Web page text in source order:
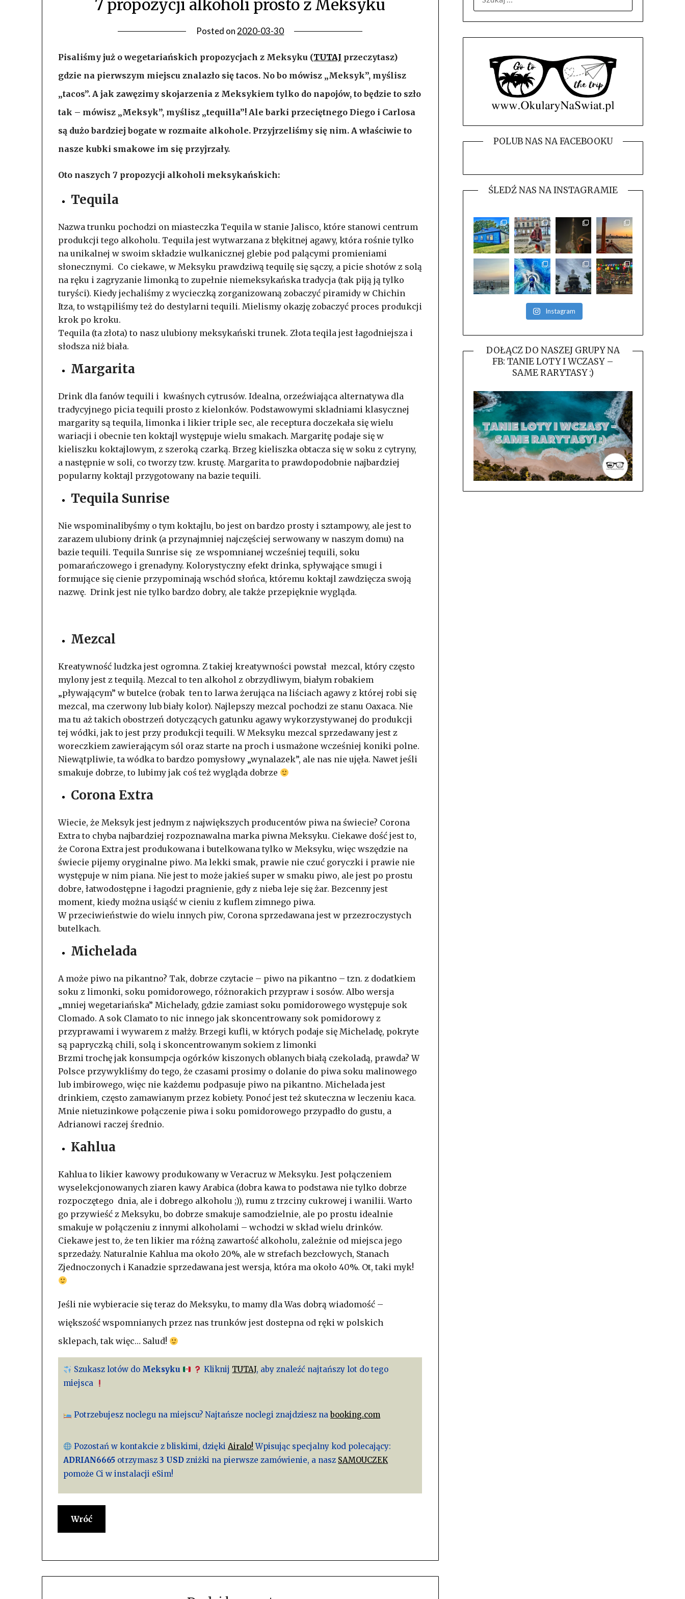
7 propozycji alkoholi prosto z Meksyku
Posted on 2020-03-30
Pisaliśmy już o wegetariańskich propozycjach z Meksyku (TUTAJ przeczytasz)
gdzie na pierwszym miejscu znalazło się tacos. No bo mówisz „Meksyk”, myślisz
„tacos”. A jak zawęzimy skojarzenia z Meksykiem tylko do napojów, to będzie to szło
tak – mówisz „Meksyk”, myślisz „tequilla”! Ale barki przeciętnego Diego i Carlosa
są dużo bardziej bogate w rozmaite alkohole. Przyjrzeliśmy się nim. A właściwie to
nasze kubki smakowe im się przyjrzały.
Oto naszych 7 propozycji alkoholi meksykańskich:
Tequila
Nazwa trunku pochodzi on miasteczka Tequila w stanie Jalisco, które stanowi centrum
produkcji tego alkoholu. Tequila jest wytwarzana z błękitnej agawy, która rośnie tylko
na unikalnej w swoim składzie wulkanicznej glebie pod palącymi promieniami
słonecznymi. Co ciekawe, w Meksyku prawdziwą tequilę się sączy, a picie shotów z solą
na ręku i zagryzanie limonką to zupełnie niemeksykańska tradycja (tak piją ją tylko
turyści). Kiedy jechaliśmy z wycieczką zorganizowaną zobaczyć piramidy w Chichin
Itza, to wstąpiliśmy też do destylarni tequili. Mielismy okazję zobaczyć proces produkcji
krok po kroku.
Tequila (ta złota) to nasz ulubiony meksykański trunek. Złota teqila jest łagodniejsza i
słodsza niż biała.
Margarita
Drink dla fanów tequili i kwaśnych cytrusów. Idealna, orzeźwiająca alternatywa dla
tradycyjnego picia tequili prosto z kielonków. Podstawowymi skladniami klasycznej
margarity są tequila, limonka i likier triple sec, ale receptura doczekała się wielu
wariacji i obecnie ten koktajl występuje wielu smakach. Margaritę podaje się w
kieliszku koktajlowym, z szeroką czarką. Brzeg kieliszka obtacza się w soku z cytryny,
a następnie w soli, co tworzy tzw. krustę. Margarita to prawdopodobnie najbardziej
popularny koktajl przygotowany na bazie tequili.
Tequila Sunrise
Nie wspominalibyśmy o tym koktajlu, bo jest on bardzo prosty i sztampowy, ale jest to
zarazem ulubiony drink (a przynajmniej najczęściej serwowany w naszym domu) na
bazie tequili. Tequila Sunrise się ze wspomnianej wcześniej tequili, soku
pomarańczowego i grenadyny. Kolorystyczny efekt drinka, spływające smugi i
formujące się cienie przypominają wschód słońca, któremu koktajl zawdzięcza swoją
nazwę. Drink jest nie tylko bardzo dobry, ale także przepięknie wygląda.
Mezcal
Kreatywność ludzka jest ogromna. Z takiej kreatywności powstał mezcal, który często
mylony jest z tequilą. Mezcal to ten alkohol z obrzydliwym, białym robakiem
„pływającym” w butelce (robak ten to larwa żerująca na liściach agawy z której robi się
mezcal, ma czerwony lub biały kolor). Najlepszy mezcal pochodzi ze stanu Oaxaca. Nie
ma tu aż takich obostrzeń dotyczących gatunku agawy wykorzystywanej do produkcji
tej wódki, jak to jest przy produkcji tequili. W Meksyku mezcal sprzedawany jest z
woreczkiem zawierającym sól oraz starte na proch i usmażone wcześniej koniki polne.
Niewątpliwie, ta wódka to bardzo pomysłowy „wynalazek”, ale nas nie ujęła. Nawet jeśli
smakuje dobrze, to lubimy jak coś też wygląda dobrze
Corona Extra
Wiecie, że Meksyk jest jednym z największych producentów piwa na świecie? Corona
Extra to chyba najbardziej rozpoznawalna marka piwna Meksyku. Ciekawe dość jest to,
że Corona Extra jest produkowana i butelkowana tylko w Meksyku, więc wszędzie na
świecie pijemy oryginalne piwo. Ma lekki smak, prawie nie czuć goryczki i prawie nie
występuje w nim piana. Nie jest to może jakieś super w smaku piwo, ale jest po prostu
dobre, łatwodostępne i łagodzi pragnienie, gdy z nieba leje się żar. Bezcenny jest
moment, kiedy można usiąść w cieniu z kuflem zimnego piwa.
W przeciwieństwie do wielu innych piw, Corona sprzedawana jest w przezroczystych
butelkach.
Michelada
A może piwo na pikantno? Tak, dobrze czytacie – piwo na pikantno – tzn. z dodatkiem
soku z limonki, soku pomidorowego, różnorakich przypraw i sosów. Albo wersja
„mniej wegetariańska” Michelady, gdzie zamiast soku pomidorowego występuje sok
Clomado. A sok Clamato to nic innego jak skoncentrowany sok pomidorowy z
przyprawami i wywarem z małży. Brzegi kufli, w których podaje się Micheladę, pokryte
są papryczką chili, solą i skoncentrowanym sokiem z limonki
Brzmi trochę jak konsumpcja ogórków kiszonych oblanych białą czekoladą, prawda? W
Polsce przywykliśmy do tego, że czasami prosimy o dolanie do piwa soku malinowego
lub imbirowego, więc nie każdemu podpasuje piwo na pikantno. Michelada jest
drinkiem, często zamawianym przez kobiety. Ponoć jest też skuteczna w leczeniu kaca.
Mnie nietuzinkowe połączenie piwa i soku pomidorowego przypadło do gustu, a
Adrianowi raczej średnio.
Kahlua
Kahlua to likier kawowy produkowany w Veracruz w Meksyku. Jest połączeniem
wyselekcjonowanych ziaren kawy Arabica (dobra kawa to podstawa nie tylko dobrze
rozpoczętego dnia, ale i dobrego alkoholu ;)), rumu z trzciny cukrowej i wanilii. Warto
go przywieść z Meksyku, bo dobrze smakuje samodzielnie, ale po prostu idealnie
smakuje w połączeniu z innymi alkoholami – wchodzi w skład wielu drinków.
Ciekawe jest to, że ten likier ma różną zawartość alkoholu, zależnie od miejsca jego
sprzedaży. Naturalnie Kahlua ma około 20%, ale w strefach bezcłowych, Stanach
Zjednoczonych i Kanadzie sprzedawana jest wersja, która ma około 40%. Ot, taki myk!
Jeśli nie wybieracie się teraz do Meksyku, to mamy dla Was dobrą wiadomość –
większość wspomnianych przez nas trunków jest dostepna od ręki w polskich
sklepach, tak więc… Salud!
Szukasz lotów do Meksyku Kliknij TUTAJ, aby znaleźć najtańszy lot do tego
miejsca
Potrzebujesz noclegu na miejscu? Najtańsze noclegi znajdziesz nabooking.com
Pozostań w kontakcie z bliskimi, dziękiAiralo! Wpisując specjalny kod polecający:
ADRIAN6665 otrzymasz3 USD zniżki na pierwsze zamówienie, a nasz SAMOUCZEK
pomoże Ci w instalacji eSim!
Wróć
POLUB NAS NA FACEBOOKU
ŚLEDŹ NAS NA INSTAGRAMIE
Instagram
DOŁĄCZ DO NASZEJ GRUPY NA
FB: TANIE LOTY I WCZASY –
SAME RARYTASY :)